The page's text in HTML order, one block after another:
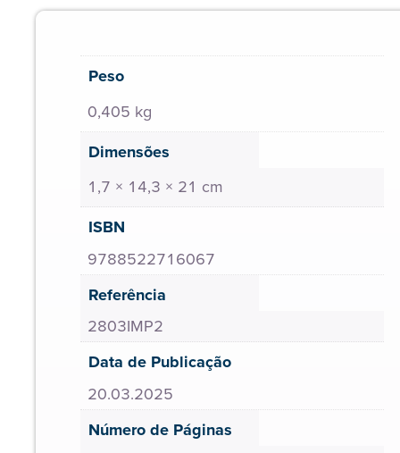
Peso
0,405 kg
Dimensões
1,7 × 14,3 × 21 cm
ISBN
9788522716067
Referência
2803IMP2
Data de Publicação
20.03.2025
Número de Páginas